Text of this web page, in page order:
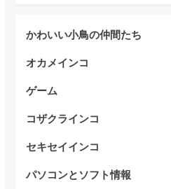
かわいい小鳥の仲間たち
オカメインコ
ゲーム
コザクラインコ
セキセイインコ
パソコンとソフト情報